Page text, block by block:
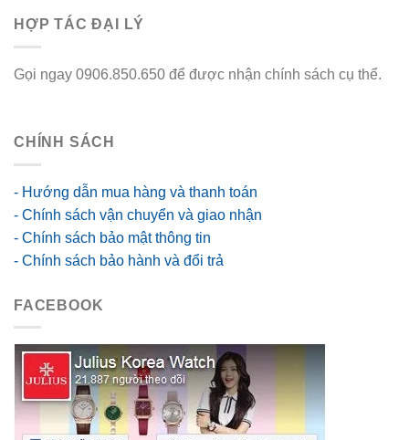
HỢP TÁC ĐẠI LÝ
Gọi ngay 0906.850.650 để được nhận chính sách cụ thể.
CHÍNH SÁCH
- Hướng dẫn mua hàng và thanh toán
- Chính sách vận chuyển và giao nhận
- Chính sách bảo mật thông tin
- Chính sách bảo hành và đổi trả
FACEBOOK